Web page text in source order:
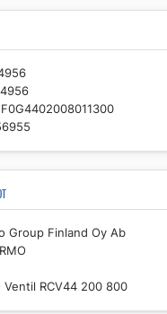
F0G4402008011300
Group Finland Oy Ab
Ventil RCV44 200 800